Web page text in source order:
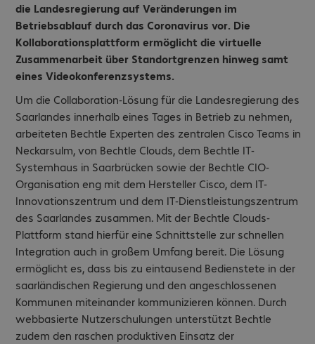
die Landesregierung auf Veränderungen im
Betriebsablauf durch das Coronavirus vor. Die
Kollaborationsplattform ermöglicht die virtuelle
Zusammenarbeit über Standortgrenzen hinweg samt
eines Videokonferenzsystems.
Um die Collaboration-Lösung für die Landesregierung des
Saarlandes innerhalb eines Tages in Betrieb zu nehmen,
arbeiteten Bechtle Experten des zentralen Cisco Teams in
Neckarsulm, von Bechtle Clouds, dem Bechtle IT-
Systemhaus in Saarbrücken sowie der Bechtle CIO-
Organisation eng mit dem Hersteller Cisco, dem IT-
Innovationszentrum und dem IT-Dienstleistungszentrum
des Saarlandes zusammen. Mit der Bechtle Clouds-
Plattform stand hierfür eine Schnittstelle zur schnellen
Integration auch in großem Umfang bereit. Die Lösung
ermöglicht es, dass bis zu eintausend Bedienstete in der
saarländischen Regierung und den angeschlossenen
Kommunen miteinander kommunizieren können. Durch
webbasierte Nutzerschulungen unterstützt Bechtle
zudem den raschen produktiven Einsatz der